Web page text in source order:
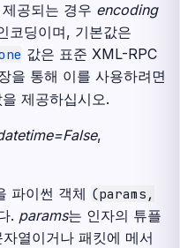
공되는 경우 encoding
코딩이며, 기본값은
값은 표준 XML-RPC
을 통해 이를 사용하려면
제공하십시오.
=False,
파이썬 객체 (params,
. params는 인자의 튜플
열이거나 패킷에 메서